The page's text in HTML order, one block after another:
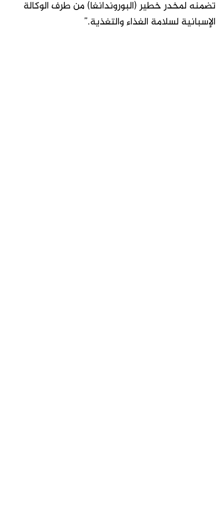
تضمنه لمخدر خطير (البوروندانغا) من طرف الوكالة
الإسبانية لسلامة الغذاء والتغذية.”